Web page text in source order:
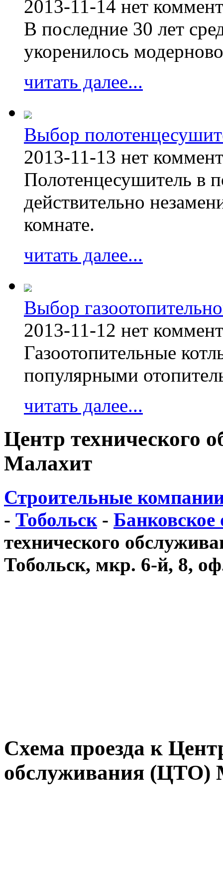
2013-11-14 нет
В последние 30 лет
укоренилось
читать далее...
Выбор
2013-11-13 нет
Полотенцесушитель в
действительно
комнате.
читать далее...
Выбор
2013-11-12 нет
Газоотопительные
популярными
читать далее...
Центр технического
Малахит
Строительные
- Тобольск- Банковское
технического
Тобольск, мкр. 6-й, 8,
Схема проезда к
обслуживания (ЦТО)